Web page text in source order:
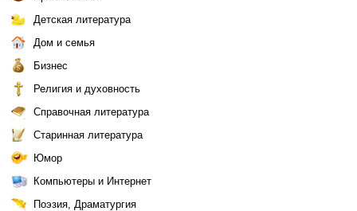
Детская литература
Дом и семья
Бизнес
Религия и духовность
Справочная литература
Старинная литература
Юмор
Компьютеры и Интернет
Поэзия, Драматургия